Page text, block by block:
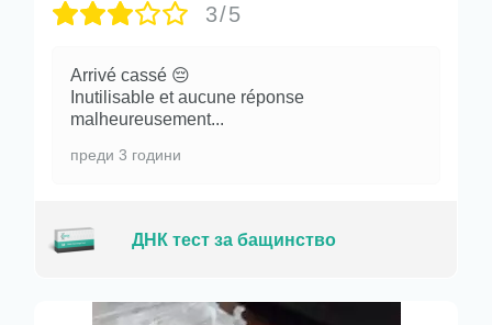
3/5
Arrivé cassé 😔
Inutilisable et aucune réponse
malheureusement...
преди 3 години
ДНК тест за бащинство